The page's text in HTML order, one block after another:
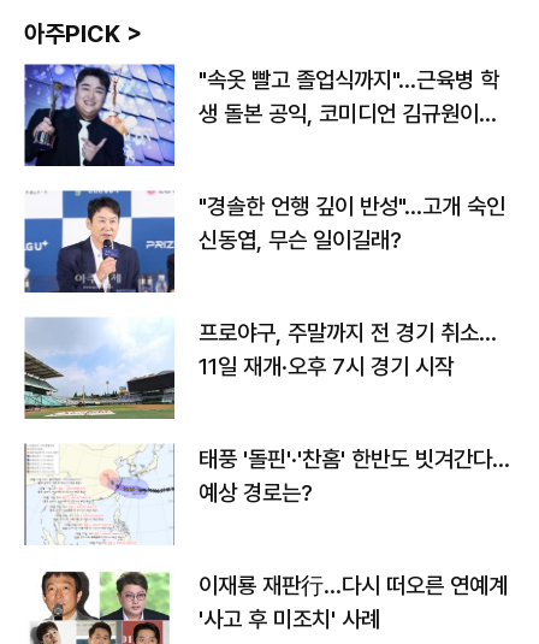
아주PICK >
"속옷 빨고 졸업식까지"…근육병 학
생 돌본 공익, 코미디언 김규원이었
"경솔한 언행 깊이 반성"…고개 숙인
신동엽, 무슨 일이길래?
프로야구, 주말까지 전 경기 취소…
11일 재개·오후 7시 경기 시작
태풍 '돌핀'·'찬홈' 한반도 빗겨간다…
예상 경로는?
이재룡 재판行…다시 떠오른 연예계
'사고 후 미조치' 사례